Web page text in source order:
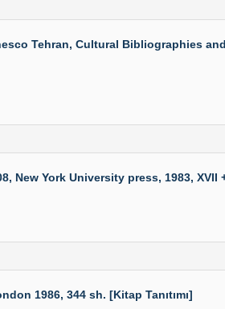
Tehran, Cultural Bibliographies
York University press, 1983, XVII +
1986, 344 sh. [Kitap Tanıtımı]